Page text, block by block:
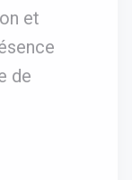
et
de